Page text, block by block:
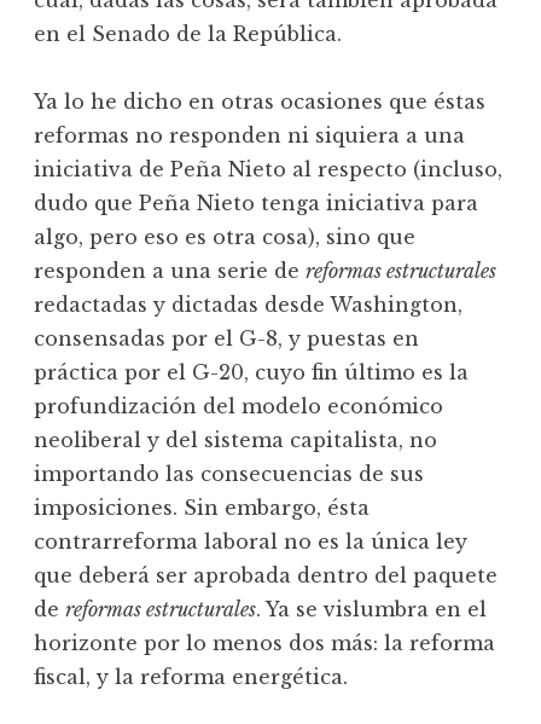
en el Senado de la República.
Ya lo he dicho en otras ocasiones que éstas
reformas no responden ni siquiera a una
iniciativa de Peña Nieto al respecto (incluso,
dudo que Peña Nieto tenga iniciativa para
algo, pero eso es otra cosa), sino que
responden a una serie de reformas estructurales
redactadas y dictadas desde Washington,
consensadas por el G-8, y puestas en
práctica por el G-20, cuyo fin último es la
profundización del modelo económico
neoliberal y del sistema capitalista, no
importando las consecuencias de sus
imposiciones. Sin embargo, ésta
contrarreforma laboral no es la única ley
que deberá ser aprobada dentro del paquete
de reformas estructurales. Ya se vislumbra en el
horizonte por lo menos dos más: la reforma
fiscal, y la reforma energética.